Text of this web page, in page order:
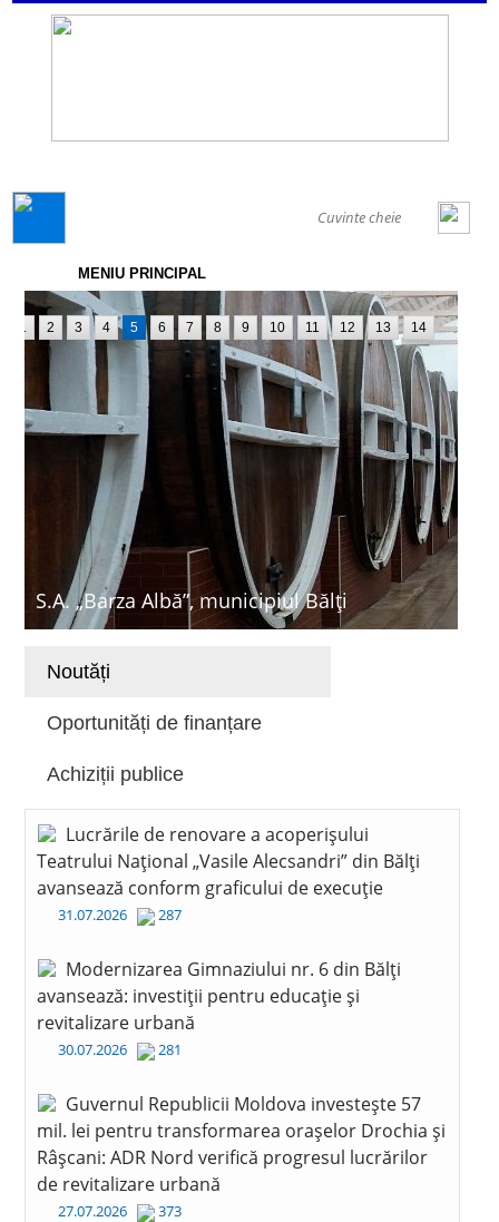
MENIU PRINCIPAL
S.A. „Barza Albă”, municipiul Bălți
1 2 3 4 5 6 7 8 9 10 11 12 13 14
Noutăți
Oportunități de finanțare
Achiziții publice
Lucrările de renovare a acoperișului
Teatrului Național „Vasile Alecsandri” din Bălți
avansează conform graficului de execuție
31.07.2026 287
Modernizarea Gimnaziului nr. 6 din Bălți
avansează: investiții pentru educație și
revitalizare urbană
30.07.2026 281
Guvernul Republicii Moldova investește 57
mil. lei pentru transformarea orașelor Drochia și
Râșcani: ADR Nord verifică progresul lucrărilor
de revitalizare urbană
27.07.2026 373